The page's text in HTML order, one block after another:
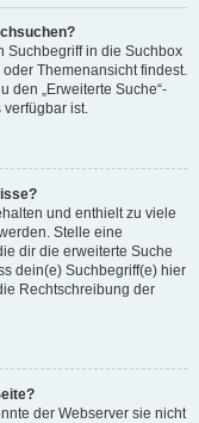
Suchbegriff in die Suchbox
Themenansicht findest.
den „Erweiterte Suche“-
verfügbar ist.
und enthielt zu viele
Stelle eine
dir die erweiterte Suche
dein(e) Suchbegriff(e) hier
Rechtschreibung der
der Webserver sie nicht